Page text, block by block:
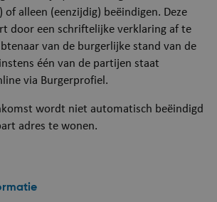
alleen (eenzijdig) beëindigen. Deze
door een schriftelijke verklaring af te
van de burgerlijke stand van de
één van de partijen staat
via Burgerprofiel.
wordt niet automatisch beëindigd
adres te wonen.